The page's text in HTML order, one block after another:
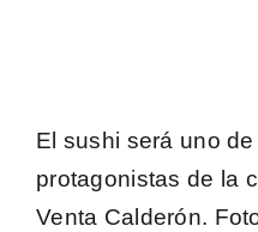
El sushi será uno
protagonistas de la
Venta Calderón.